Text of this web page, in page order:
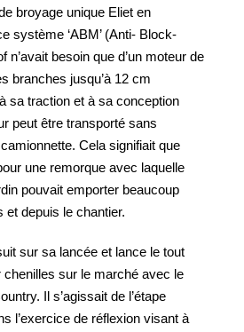
broyage unique Eliet en
système ‘ABM’ (Anti- Block-
n’avait besoin que d’un moteur de
branches jusqu’à 12 cm
sa traction et à sa conception
peut être transporté sans
Cela signifiait que
une remorque avec laquelle
pouvait emporter beaucoup
depuis le chantier.
sur sa lancée et lance le tout
sur le marché avec le
Il s’agissait de l’étape
l’exercice de réflexion visant à